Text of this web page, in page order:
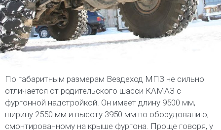
По габаритным размерам Вездеход МПЗ не сильно
отличается от родительского шасси КАМАЗ с
фургонной надстройкой. Он имеет длину 9500 мм,
ширину 2550 мм и высоту 3950 мм по оборудованию,
смонтированному на крыше фургона. Проще говоря, у